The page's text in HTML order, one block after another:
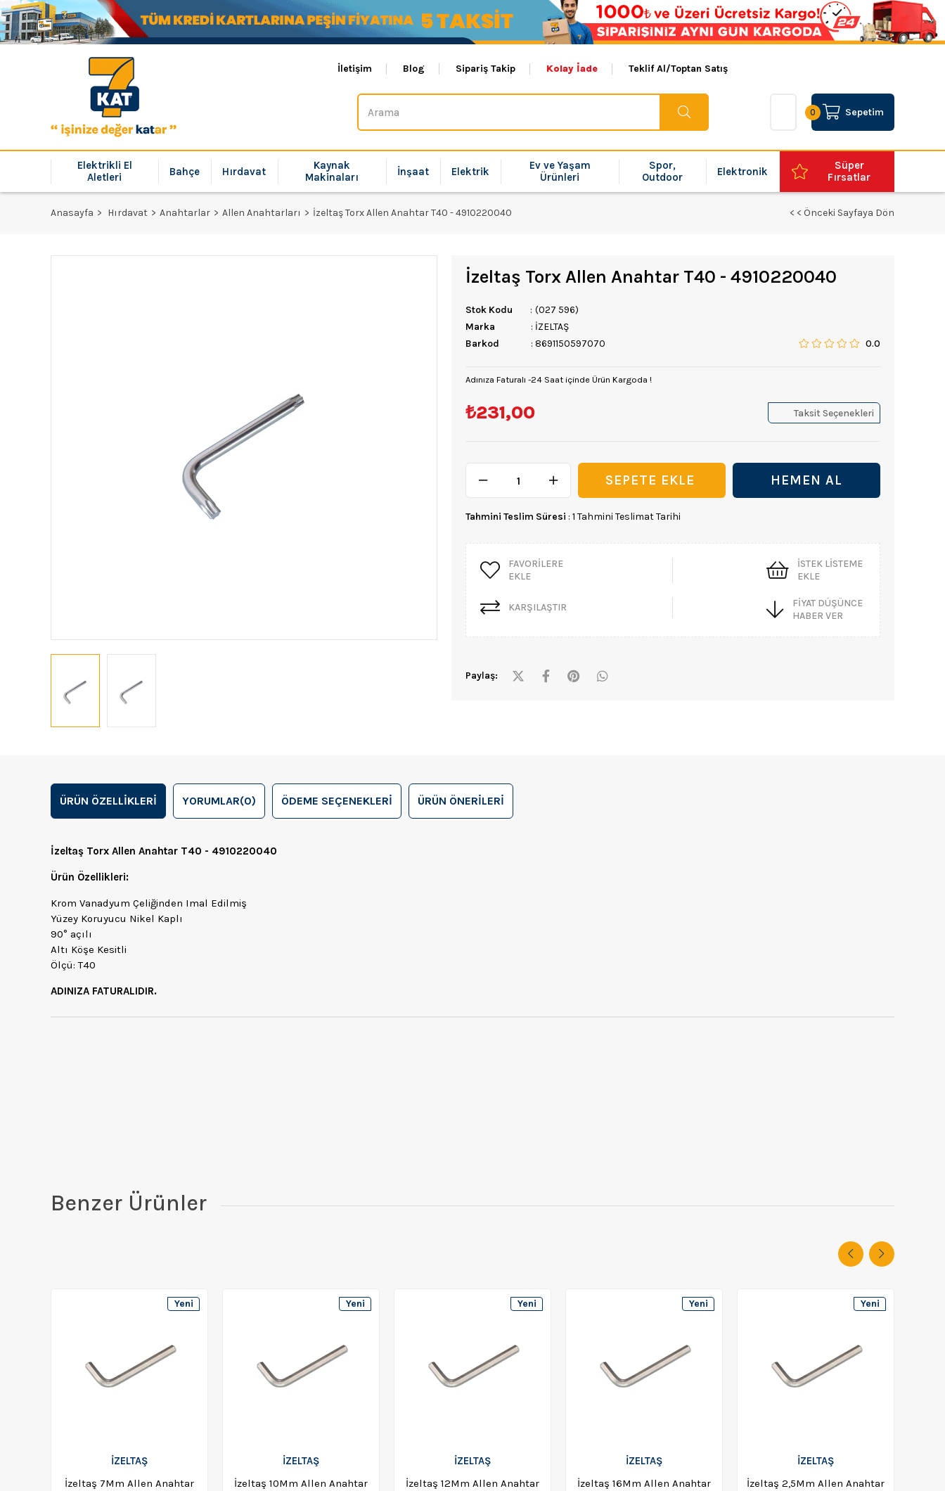
İletişim Blog Sipariş Takip Kolay İade Teklif Al/Toptan Satış
Sepetim
0
Elektrikli El
Aletleri
Bahçe Hırdavat
Kaynak
Makinaları
İnşaat Elektrik
Ev ve Yaşam
Ürünleri
Spor,
Outdoor
Elektronik
Süper
Fırsatlar
Anasayfa Hırdavat Anahtarlar Allen Anahtarları İzeltaş Torx Allen Anahtar T40 - 4910220040 < < Önceki Sayfaya Dön
İzeltaş Torx Allen Anahtar T40 - 4910220040
Stok Kodu
(027 596)
Marka
: İZELTAŞ
Barkod
: 8691150597070 0.0
Adınıza Faturalı -24 Saat içinde Ürün Kargoda !
₺231,00 Taksit Seçenekleri
Tahmini Teslim Süresi : 1 Tahmini Teslimat Tarihi
FAVORILERE
EKLE
İSTEK LISTEME
EKLE
KARŞILAŞTIR
FIYAT DÜŞÜNCE
HABER VER
Paylaş:
ÜRÜN ÖZELLIKLERI YORUMLAR(0) ÖDEME SEÇENEKLERI ÜRÜN ÖNERILERI
İzeltaş Torx Allen Anahtar T40 - 4910220040
Ürün Özellikleri:
Krom Vanadyum Çeliğinden Imal Edilmiş
Yüzey Koruyucu Nikel Kaplı
90° açılı
Altı Köşe Kesitli
Ölçü: T40
ADINIZA FATURALIDIR.
Benzer Ürünler
İZELTAŞ
İzeltaş 7Mm Allen Anahtar
Yeni
İZELTAŞ
İzeltaş 10Mm Allen Anahtar
Yeni
İZELTAŞ
İzeltaş 12Mm Allen Anahtar
Yeni
İZELTAŞ
İzeltaş 16Mm Allen Anahtar
Yeni
İZELTAŞ
İzeltaş 2,5Mm Allen Anahtar
Yeni